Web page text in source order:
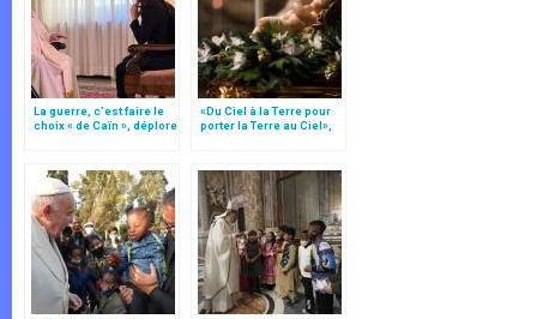
La guerre, c’est faire le
choix « de Caïn », déplore
«Du Ciel à la Terre pour
porter la Terre au Ciel»,